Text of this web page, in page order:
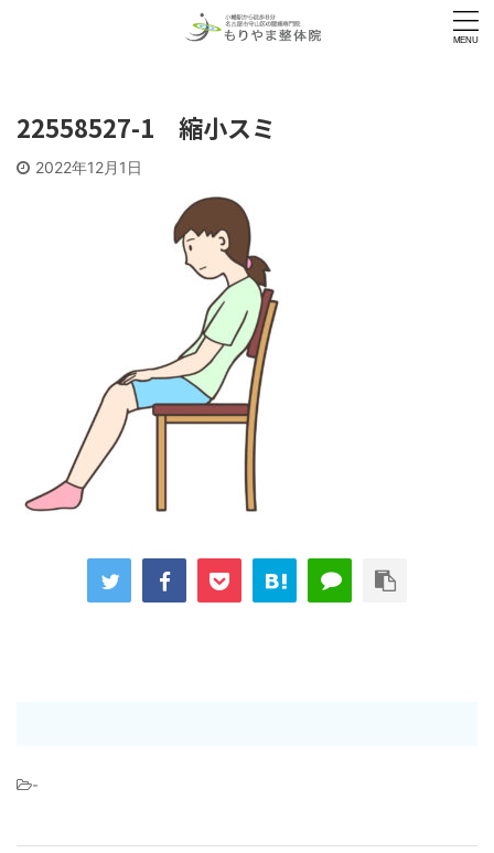
22558527-1 縮小スミ
2022年12月1日
-